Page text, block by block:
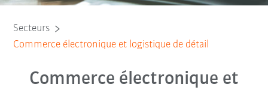
Secteurs
Commerce électronique et logistique de détail
Commerce électronique et